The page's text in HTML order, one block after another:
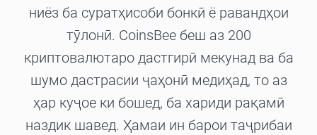
ниёз ба суратҳисоби бонкӣ ё равандҳои
тӯлонӣ. CoinsBee беш аз 200
криптовалютаро дастгирӣ мекунад ва ба
шумо дастрасии ҷаҳонӣ медиҳад, то аз
ҳар куҷое ки бошед, ба хариди рақамӣ
наздик шавед. Ҳамаи ин барои таҷрибаи